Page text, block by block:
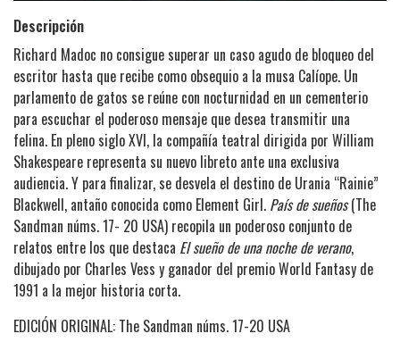
Descripción
Richard Madoc no consigue superar un caso agudo de bloqueo del
escritor hasta que recibe como obsequio a la musa Calíope. Un
parlamento de gatos se reúne con nocturnidad en un cementerio
para escuchar el poderoso mensaje que desea transmitir una
felina. En pleno siglo XVI, la compañía teatral dirigida por William
Shakespeare representa su nuevo libreto ante una exclusiva
audiencia. Y para finalizar, se desvela el destino de Urania “Rainie”
Blackwell, antaño conocida como Element Girl. País de sueños(The
Sandman núms. 17- 20 USA) recopila un poderoso conjunto de
relatos entre los que destaca El sueño de una noche de verano,
dibujado por Charles Vess y ganador del premio World Fantasy de
1991 a la mejor historia corta.
EDICIÓN ORIGINAL: The Sandman núms. 17-20 USA